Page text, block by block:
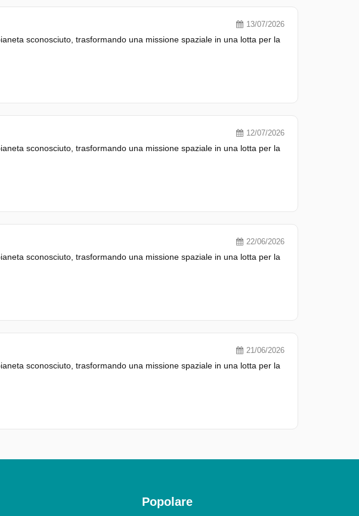
13/07/2026
sconosciuto, trasformando una missione spaziale in una lotta per la
12/07/2026
sconosciuto, trasformando una missione spaziale in una lotta per la
22/06/2026
sconosciuto, trasformando una missione spaziale in una lotta per la
21/06/2026
sconosciuto, trasformando una missione spaziale in una lotta per la
Popolare